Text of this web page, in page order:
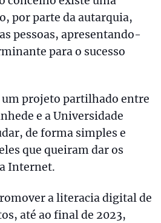
por parte da autarquia,
pessoas, apresentando-
para o sucesso
um projeto partilhado entre
e a Universidade
de forma simples e
que queiram dar os
Internet.
a literacia digital de
até ao final de 2023,